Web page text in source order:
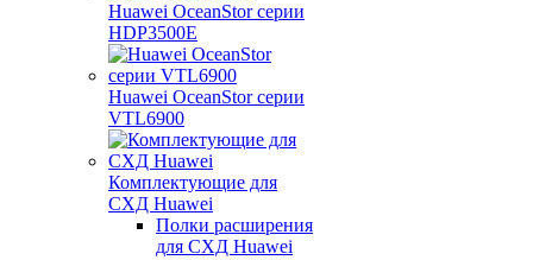
Huawei OceanStor серии
HDP3500E
Huawei OceanStor серии
VTL6900
Комплектующие для
СХД Huawei
Полки расширения
для СХД Huawei